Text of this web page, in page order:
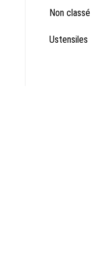
Non classé
Ustensiles